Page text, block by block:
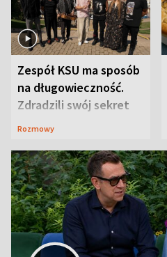
Zespół KSU ma sposób
na długowieczność.
Zdradzili swój sekret
Rozmowy